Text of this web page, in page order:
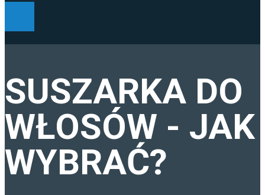
AGD - ŁAZIENKA
AGD - KUCHNIA
URZĄDZENIA PRZENOŚNE
SUSZARKA DO
WŁOSÓW - JAK
WYBRAĆ?